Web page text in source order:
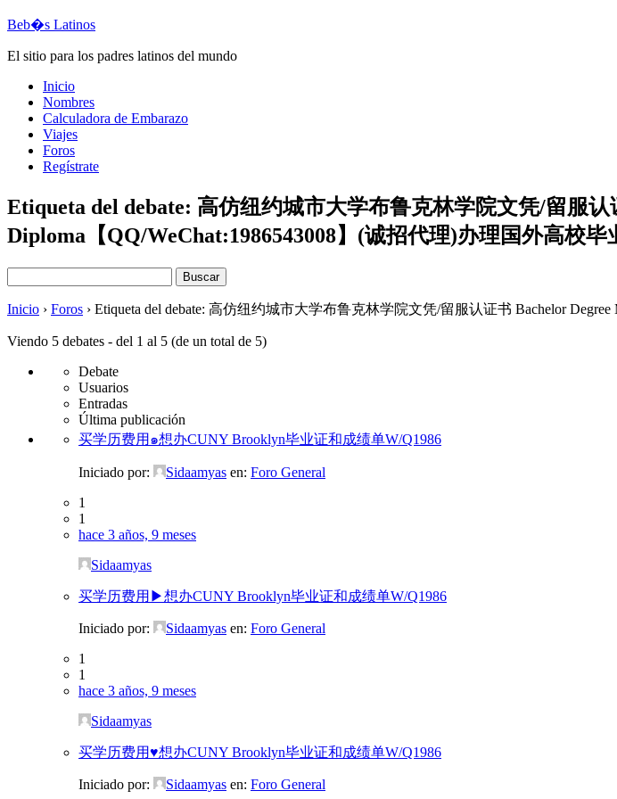
Beb�s Latinos
El sitio para los padres latinos del mundo
Inicio
Nombres
Calculadora de Embarazo
Viajes
Foros
Regístrate
Etiqueta del debate: 高仿纽约城市大学布鲁克林学院文凭/留服
Diploma【QQ/WeChat:1986543008】(诚招代理)办理国外高校毕
Inicio › Foros › Etiqueta del debate: 高仿纽约城市大学布鲁克林学院文凭/留服认证书 Bachelor
Viendo 5 debates - del 1 al 5 (de un total de 5)
Debate
Usuarios
Entradas
Última publicación
买学历费用๑想办CUNY Brooklyn毕业证和成绩单W/Q1986
Iniciado por: Sidaamyas en: Foro General
1
1
hace 3 años, 9 meses
Sidaamyas
买学历费用▶想办CUNY Brooklyn毕业证和成绩单W/Q1986
Iniciado por: Sidaamyas en: Foro General
1
1
hace 3 años, 9 meses
Sidaamyas
买学历费用♥想办CUNY Brooklyn毕业证和成绩单W/Q1986
Iniciado por: Sidaamyas en: Foro General